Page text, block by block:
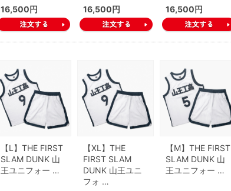
16,500円 16,500円 16,500円
【L】THE FIRST
SLAM DUNK 山
王ユニフォー …
【XL】THE
FIRST SLAM
DUNK 山王ユニ
フォ …
【M】THE FIRST
SLAM DUNK 山
王ユニフォー …